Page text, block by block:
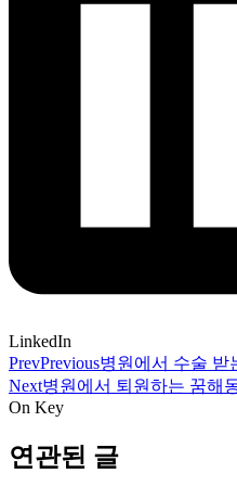
LinkedIn
PrevPrevious병원에서 수술 받
Next병원에서 퇴원하는 꿈해
On Key
연관된 글